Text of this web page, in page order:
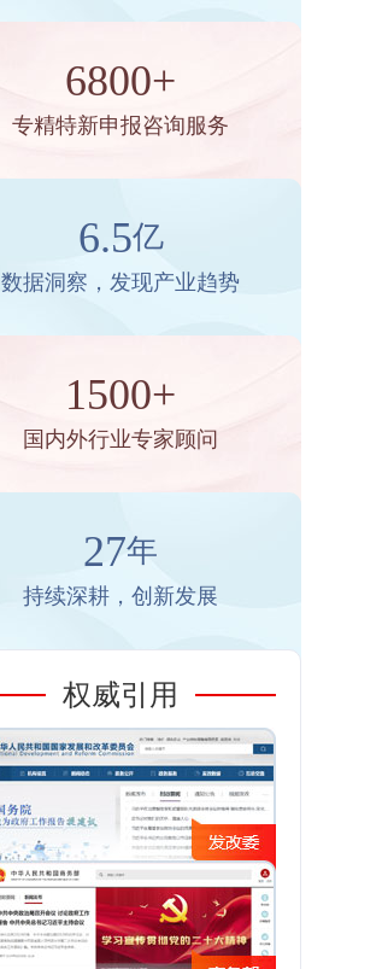
6800+
专精特新申报咨询服务
6.5亿
数据洞察，发现产业趋势
1500+
国内外行业专家顾问
27年
持续深耕，创新发展
权威引用